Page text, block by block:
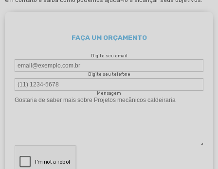
FAÇA UM ORÇAMENTO
Digite seu email
Digite seu telefone
Mensagem